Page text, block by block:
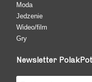
Moda
Jedzenie
Wideo/film
Gry
Newsletter